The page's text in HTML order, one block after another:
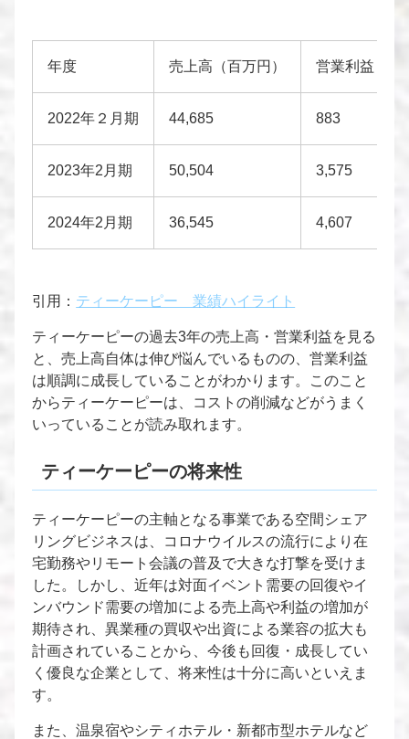
年度 売上高（百万円） 営業利益
2022年２月期 44,685 883
2023年2月期 50,504 3,575
2024年2月期 36,545 4,607
引用： ティーケーピー 業績ハイライト
ティーケーピーの過去3年の売上高・営業利益を見る
と、売上高自体は伸び悩んでいるものの、営業利益
は順調に成長していることがわかります。このこと
からティーケーピーは、コストの削減などがうまく
いっていることが読み取れます。
ティーケーピーの将来性
ティーケーピーの主軸となる事業である空間シェア
リングビジネスは、コロナウイルスの流行により在
宅勤務やリモート会議の普及で大きな打撃を受けま
した。しかし、近年は対面イベント需要の回復やイ
ンバウンド需要の増加による売上高や利益の増加が
期待され、異業種の買収や出資による業容の拡大も
計画されていることから、今後も回復・成長してい
く優良な企業として、将来性は十分に高いといえま
す。
また、温泉宿やシティホテル・新都市型ホテルなど